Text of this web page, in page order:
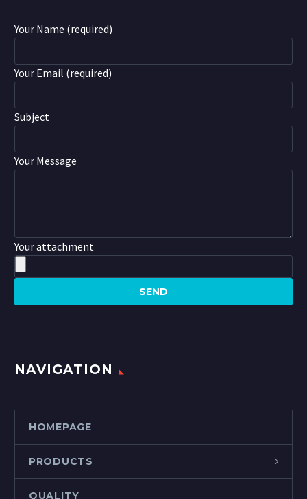
Your Name (required)
Your Email (required)
Subject
Your Message
Your attachment
NAVIGATION
HOMEPAGE
PRODUCTS
QUALITY